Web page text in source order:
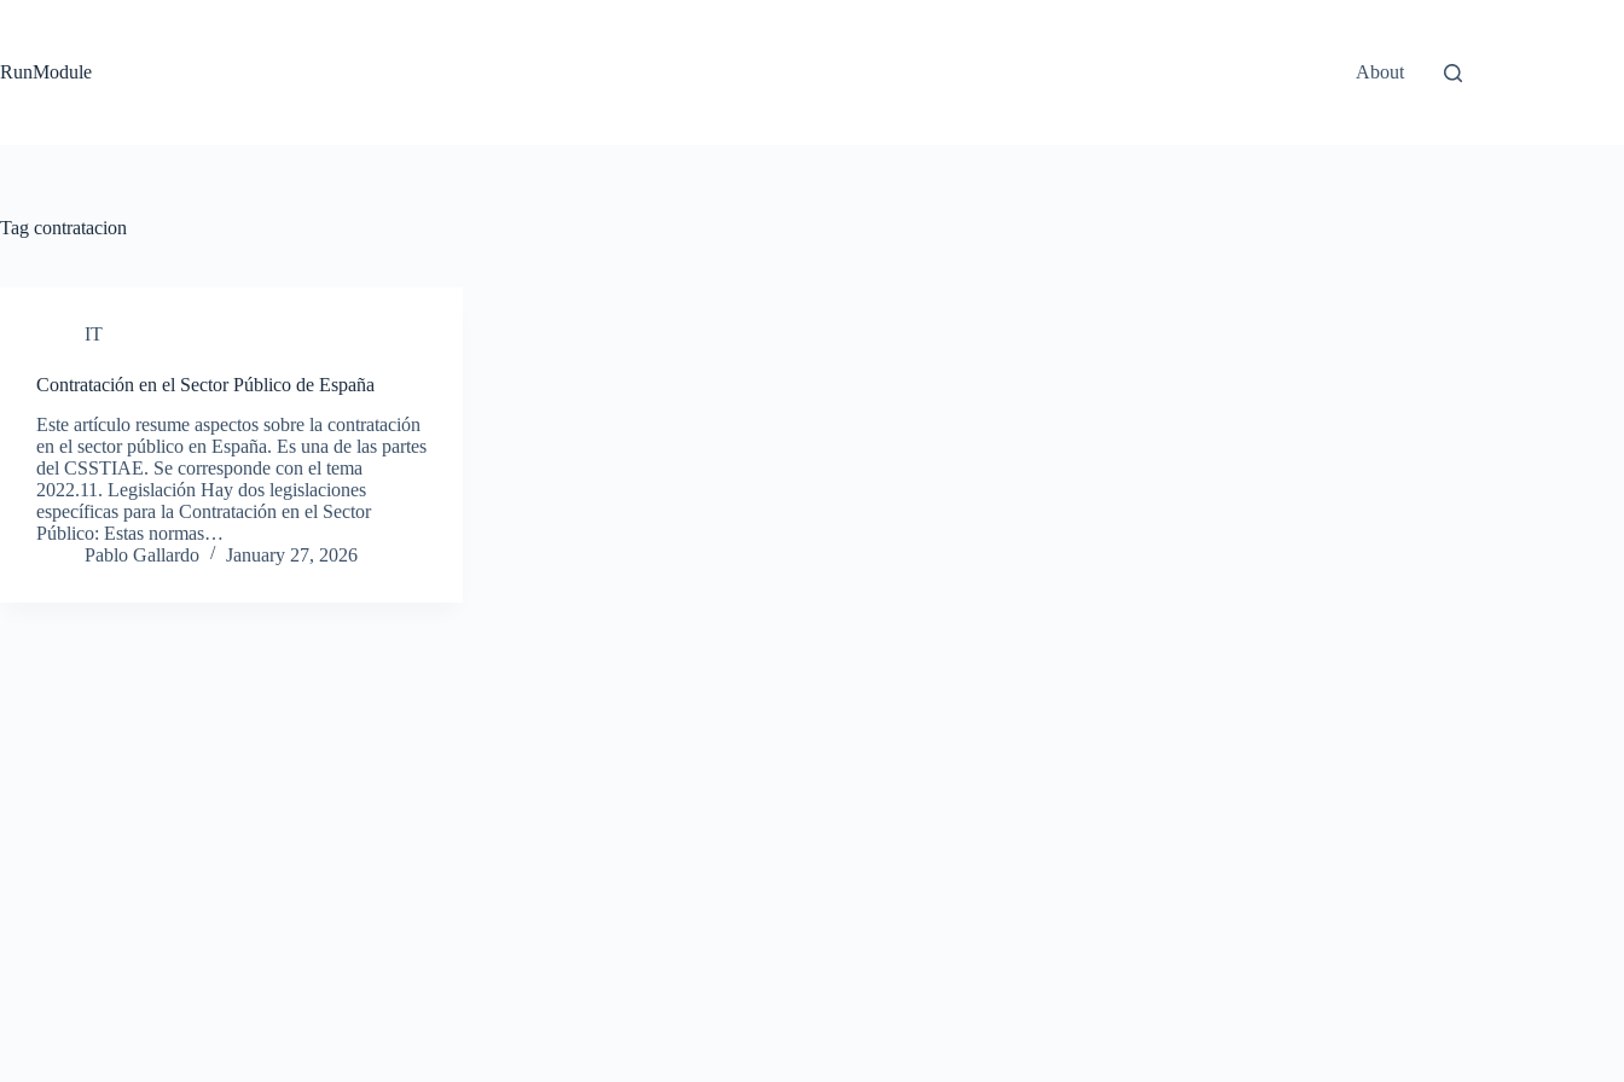
RunModule
About
Tag contratacion
IT
Contratación en el Sector Público de España
Este artículo resume aspectos sobre la contratación
en el sector público en España. Es una de las partes
del CSSTIAE. Se corresponde con el tema
2022.11. Legislación Hay dos legislaciones
específicas para la Contratación en el Sector
Público: Estas normas…
Pablo Gallardo
January 27, 2026